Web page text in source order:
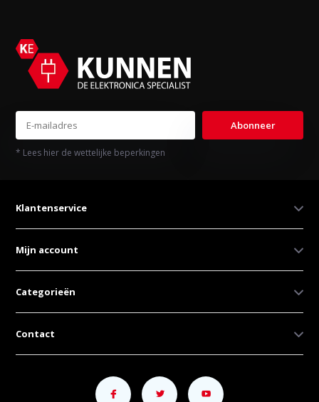
Abonneer
* Lees hier de wettelijke beperkingen
Klantenservice
Mijn account
Categorieën
Contact